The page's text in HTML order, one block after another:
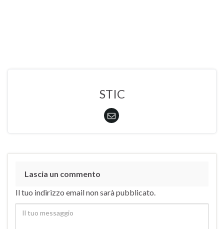
STIC
Lascia un commento
Il tuo indirizzo email non sarà pubblicato.